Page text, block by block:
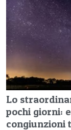
Lo
pochi giorni:
congiunzioni